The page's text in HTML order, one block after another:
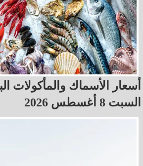
أسعار الأسماك والمأكولات
السبت 8 أغسطس 2026